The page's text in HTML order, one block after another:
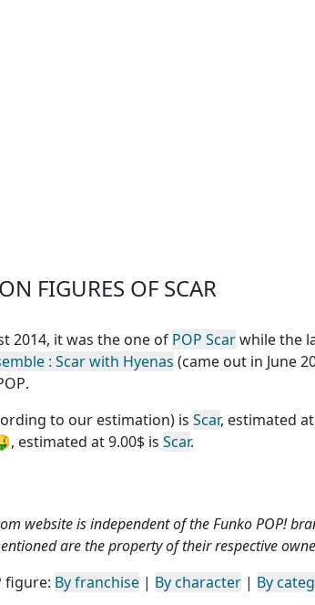
FIGURES OF SCAR
2014, it was the one of POP Scarwhile the
: Scar with Hyenas (came out in June
.
to our estimation) is Scar, estimated at
estimated at 9.00$ is Scar.
website is independent of the Funko POP!
are the property of their respective
figure: By franchise | By character | By